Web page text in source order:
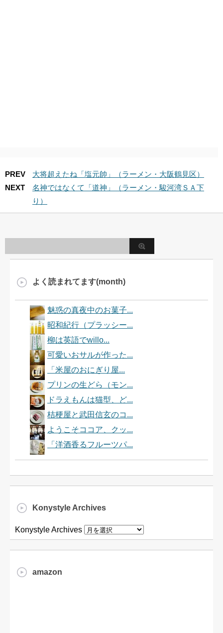
PREV
大将超えたね「塩元帥」（ラーメン・大阪鶴見区）
NEXT
名神ではなくて「道神」（ラーメン・駿河湾ＳＡ下
り）
よく読まれてます(month)
魅惑の真夜中のお菓子...
昭和紀行（プラッシー...
柳は英語でwillo...
可愛いおサルが作った...
「米屋のおにぎり屋...
プリンの生どら（モン...
ドラえもんは猫型、ど...
桔梗屋と武田信玄のコ...
ようこそココア、クッ...
「洋酒香るフルーツパ...
Konystyle Archives
Konystyle Archives
amazon